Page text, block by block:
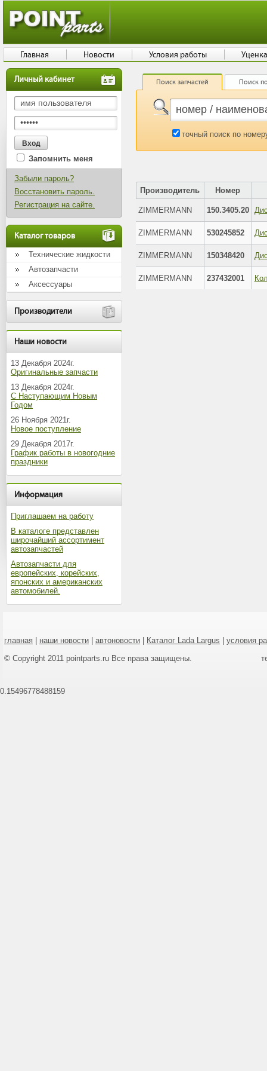
Личный кабинет
Запомнить меня
Забыли пароль?
Восстановить пароль.
Регистрация на сайте.
Каталог товаров
Технические жидкости
Автозапчасти
Аксессуары
Производители
Наши новости
13 Декабря 2024г.
Оригинальные запчасти
13 Декабря 2024г.
С Наступающим Новым
Годом
26 Ноября 2021г.
Новое поступление
29 Декабря 2017г.
График работы в новогодние
праздники
Информация
Приглашаем на работу
В каталоге представлен
широчайший ассортимент
автозапчастей
Автозапчасти для
европейских, корейских,
японских и американских
автомобилей.
Поиск запчастей Поиск
точный поиск по
Производитель Номер
ZIMMERMANN 150.3405.20
ZIMMERMANN 530245852
ZIMMERMANN 150348420
ZIMMERMANN 237432001
главная наши новости автоновости Каталог Lada Largus
условия
© Copyright 2011 pointparts.ru Все права защищены.
Главная Новости Условия работы
0.15496778488159